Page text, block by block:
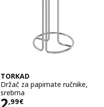
TORKAD
Držač za papirnate ručnike,
srebrna
,99€
Cijena 2,99€